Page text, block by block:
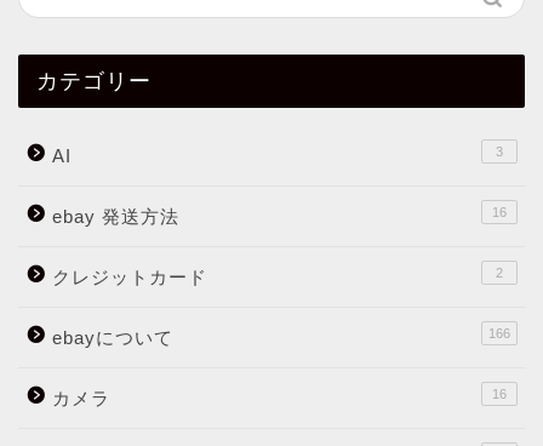
カテゴリー
AI 3
ebay 発送方法 16
クレジットカード 2
ebayについて 166
カメラ 16